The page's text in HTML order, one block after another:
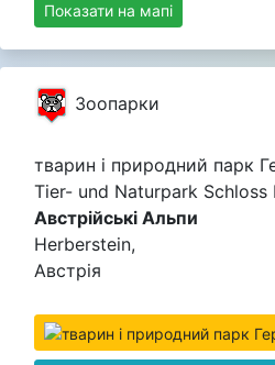
Показати на мапі
Зоопарки
тварин і природний парк
Tier- und Naturpark Schloss
Австрійські Альпи
Herberstein,
Австрія